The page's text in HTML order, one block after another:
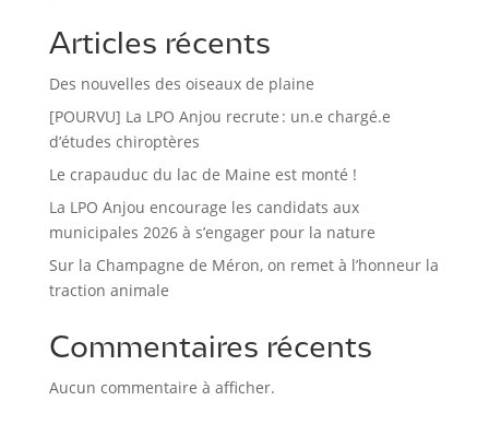
Articles récents
Des nouvelles des oiseaux de plaine
[POURVU] La LPO Anjou recrute : un.e chargé.e
d’études chiroptères
Le crapauduc du lac de Maine est monté !
La LPO Anjou encourage les candidats aux
municipales 2026 à s’engager pour la nature
Sur la Champagne de Méron, on remet à l’honneur la
traction animale
Commentaires récents
Aucun commentaire à afficher.